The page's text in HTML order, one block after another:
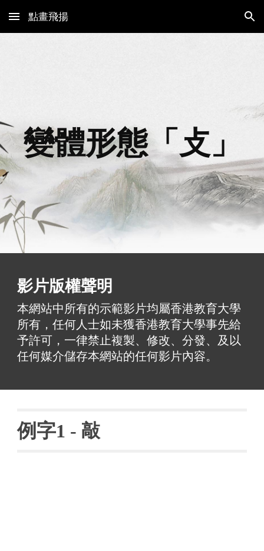
Skip to main content Skip to navigation
點畫飛揚
變體形態「攴 」
影片版權聲明
本網站中所有的示範影片均屬香港教育大學
所有，任何人士如未獲香港教育大學事先給
予許可，一律禁止複製、修改、分發、及以
任何媒介儲存本網站的任何影片內容。
例字1 - 敲